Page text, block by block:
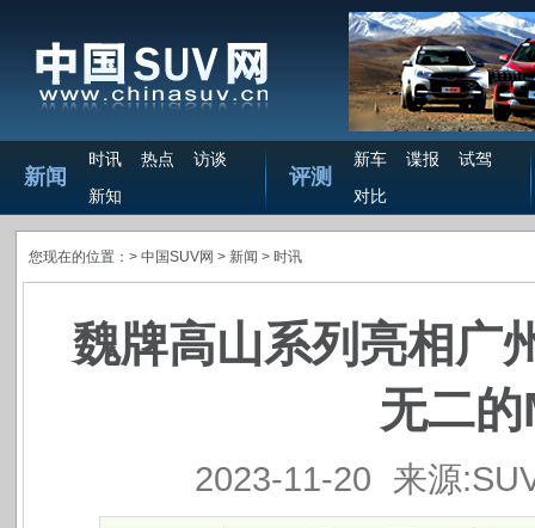
新闻
时讯 热点
访谈
新知
评测
新车 谍报
试驾
对比
您现在的位置：> 中国SUV网 > 新闻 > 时讯
魏牌高山系列亮相广
无二
2023-11-20 来源